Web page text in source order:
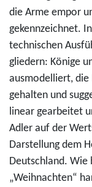
die Arme empor
gekennzeichnet.
technischen
gliedern: Könige
ausmodelliert,
gehalten und
linear gearbeitet
Adler auf der
Darstellung dem
Deutschland. Wie
„Weihnachten“